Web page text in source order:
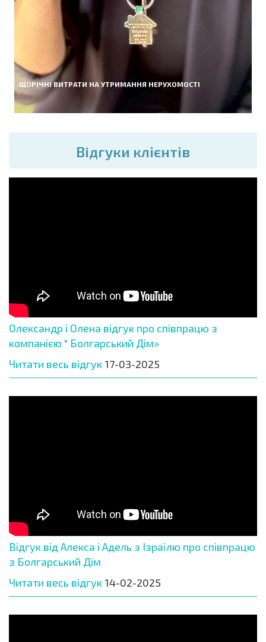
ЩОРІЧНІ ВИТРАТИ НА УТРИМАННЯ НЕРУХОМОСТІ
Вiдгуки клієнтів
Олександр і Олена відгук про співпрацю з
компанією " Болгарський Дім»
Читати весь відгук 17-03-2025
Відгук від Алекса і Адель з Ізраїлю про співпрацю
з Болгарський Дім
Читати весь відгук 14-02-2025